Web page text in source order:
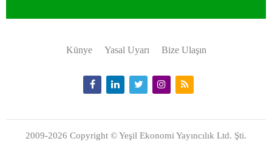
Künye Yasal Uyarı Bize Ulaşın
2009-2026 Copyright © Yeşil Ekonomi Yayıncılık Ltd. Şti.